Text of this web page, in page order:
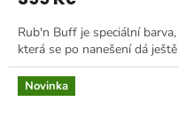
Rub'n Buff je speciální
která se po nanešení dá
Novinka